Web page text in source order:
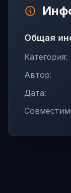
Общая
Категория:
Автор:
Дата: